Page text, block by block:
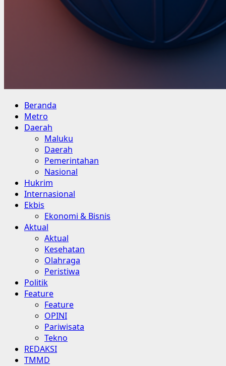
Primary
Menu
Beranda
Metro
Daerah
Maluku
Daerah
Pemerintahan
Nasional
Hukrim
Internasional
Ekbis
Ekonomi & Bisnis
Aktual
Aktual
Kesehatan
Olahraga
Peristiwa
Politik
Feature
Feature
OPINI
Pariwisata
Tekno
REDAKSI
TMMD